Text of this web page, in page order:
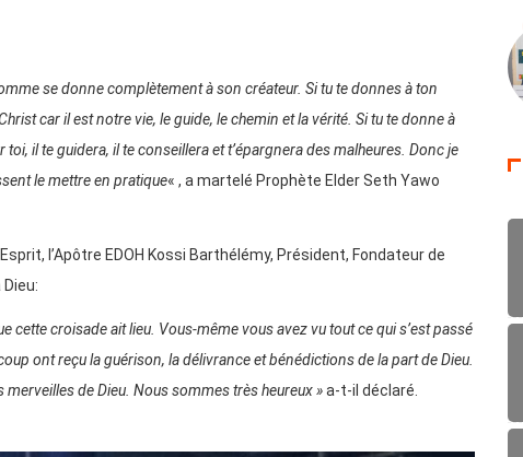
se donne complètement à son créateur. Si tu te donnes à ton
car il est notre vie, le guide, le chemin et la vérité. Si tu te donne à
il te guidera, il te conseillera et t’épargnera des malheures. Donc je
le mettre en pratique« , a martelé Prophète Elder Seth Yawo
l’Apôtre EDOH Kossi Barthélémy, Président, Fondateur de
cette croisade ait lieu. Vous-même vous avez vu tout ce qui s’est passé
ont reçu la guérison, la délivrance et bénédictions de la part de Dieu.
de Dieu. Nous sommes très heureux »a-t-il déclaré.